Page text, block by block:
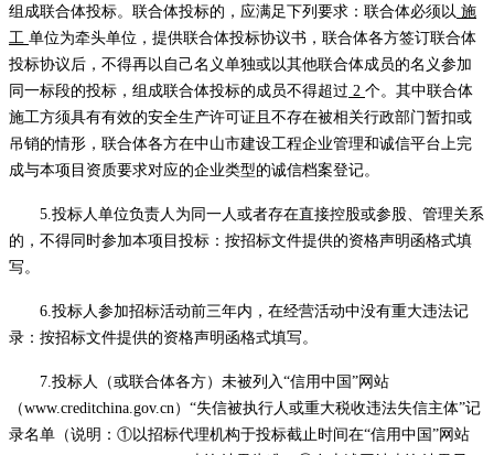
组成联合体投标。联合体投标的，应满足下列要求：联合体必须以 施
工 单位为牵头单位，提供联合体投标协议书，联合体各方签订联合体
投标协议后，不得再以自己名义单独或以其他联合体成员的名义参加
同一标段的投标，组成联合体投标的成员不得超过 2 个。其中联合体
施工方须具有有效的安全生产许可证且不存在被相关行政部门暂扣或
吊销的情形，联合体各方在中山市建设工程企业管理和诚信平台上完
成与本项目资质要求对应的企业类型的诚信档案登记。
5.投标人单位负责人为同一人或者存在直接控股或参股、管理关系
的，不得同时参加本项目投标 ： 按招标文件提供的资格声明函格式填
写。
6.投标人参加招标活动前三年内，在经营活动中没有重大违法记
录 ： 按招标文件提供的资格声明函格式填写。
7.投标人（或联合体各方）未被列入“信用中国”网站
（www.creditchina.gov.cn） “失信被执行人或重大税收违法失信主体”记
录名单（说明：①以招标代理机构于投标截止时间在“信用中国”网站